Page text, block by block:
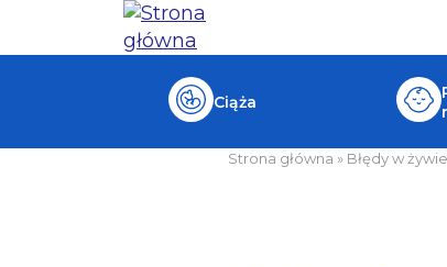
Ciąża
Strona główna » Błędy w